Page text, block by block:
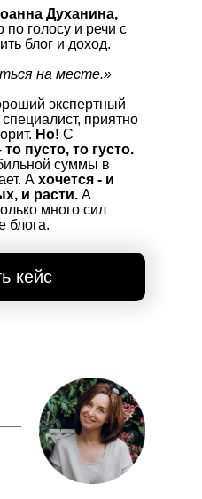
Духанина,
по голосу и речи с
блог и доход.
на месте.»
экспертный
приятно
Но! С
то пусто, то густо.
суммы в
А хочется - и
и расти. А
много сил
блога.
кейс